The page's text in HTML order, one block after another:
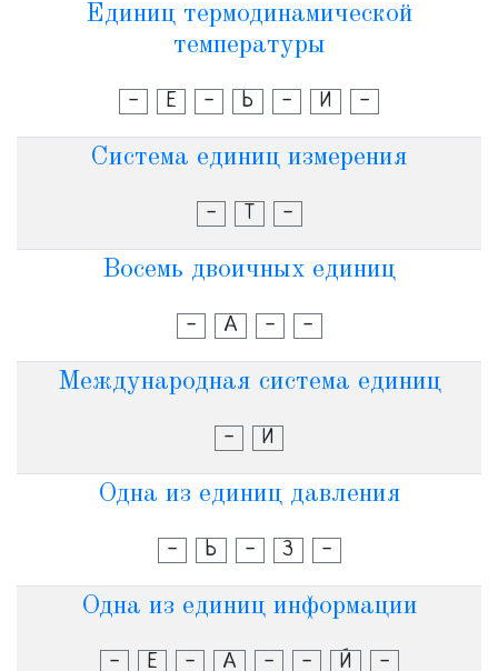
Единиц термодинамической
температуры
- Е - Ь - И -
Система единиц измерения
- Т -
Восемь двоичных единиц
- А - -
Международная система единиц
- И
Одна из единиц давления
- Ь - З -
Одна из единиц информации
- Е - А - - Й -